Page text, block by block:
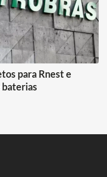
para Rnest e
baterias